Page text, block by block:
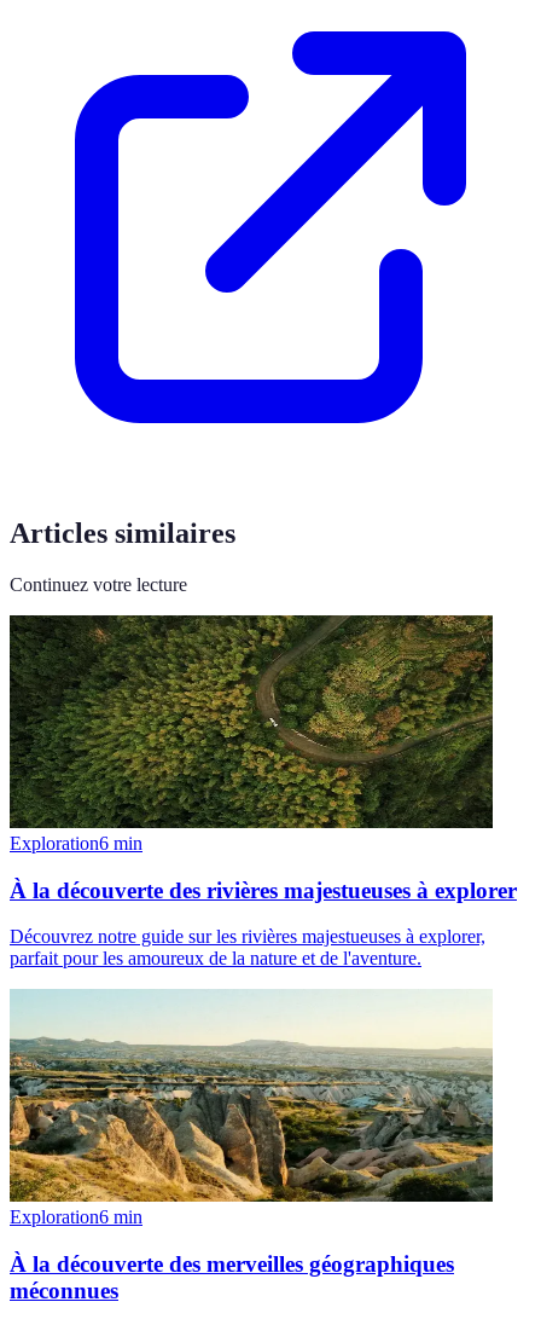
Articles similaires
Continuez votre lecture
Exploration6 min
À la découverte des rivières majestueuses à explorer
Découvrez notre guide sur les rivières majestueuses à explorer,
parfait pour les amoureux de la nature et de l'aventure.
Exploration6 min
À la découverte des merveilles géographiques
méconnues